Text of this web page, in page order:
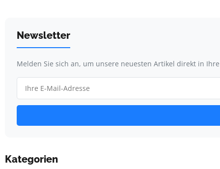
Newsletter
Melden Sie sich an, um unsere neuesten Artikel direkt in
Kategorien